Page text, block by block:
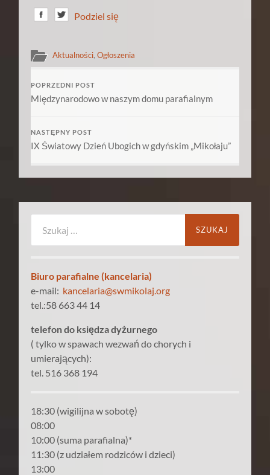
Podziel się
Aktualności,Ogłoszenia
POPRZEDNI POST
Międzynarodowo w naszym domu parafialnym
NASTĘPNY POST
IX Światowy Dzień Ubogich w gdyńskim „Mikołaju”
Biuro parafialne (kancelaria)
e-mail: kancelaria@swmikolaj.org
tel.:58 663 44 14
telefon do księdza dyżurnego
( tylko w spawach wezwań do chorych i
umierających):
tel. 516 368 194
18:30 (wigilijna w sobotę)
08:00
10:00 (suma parafialna)*
11:30 (z udziałem rodziców i dzieci)
13:00